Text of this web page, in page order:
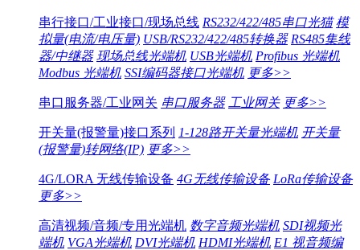
串行接口/工业接口/现场总线 RS232/422/485串口光猫 模
拟量(电流/电压量) USB/RS232/422/485转换器 RS485集线
器/中继器 现场总线光端机 USB光端机 Profibus 光端机
Modbus 光端机 SSI编码器接口光端机 更多>>
串口服务器/工业网关 串口服务器 工业网关 更多>>
开关量(报警量)接口系列 1-128路开关量光端机 开关量
(报警量)转网络(IP) 更多>>
4G/LORA 无线传输设备 4G无线传输设备 LoRa传输设备
更多>>
高清视频/音频/专用光端机 数字音频光端机 SDI视频光
端机 VGA光端机 DVI光端机 HDMI光端机 E1 视音频编